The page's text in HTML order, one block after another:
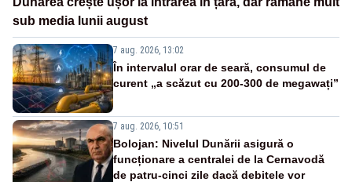
sub media lunii august
7 aug. 2026, 13:02
În intervalul orar de seară, consumul de
curent „a scăzut cu 200-300 de megawați”
7 aug. 2026, 10:51
Bolojan: Nivelul Dunării asigură o
funcționare a centralei de la Cernavodă
de patru-cinci zile dacă debitele vor